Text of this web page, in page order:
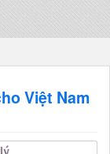
Việt Nam